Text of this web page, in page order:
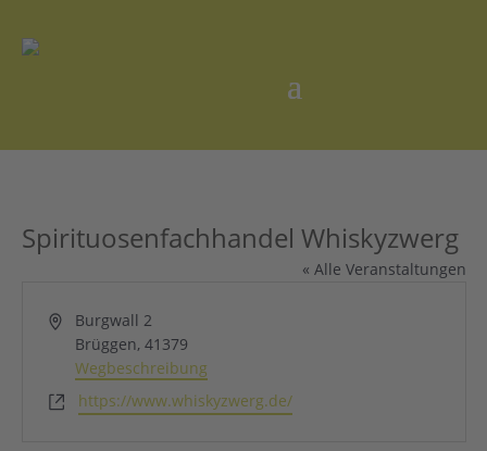
Spirituosenfachhandel Whiskyzwerg
« Alle Veranstaltungen
AdresseBurgwall 2
Brüggen, 41379
Wegbeschreibung
Webseite
https://www.whiskyzwerg.de/